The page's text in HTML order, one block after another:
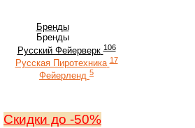
Бренды
Бренды
Русский Фейерверк 106
Русская Пиротехника 17
Фейерленд 5
Скидки до -50%